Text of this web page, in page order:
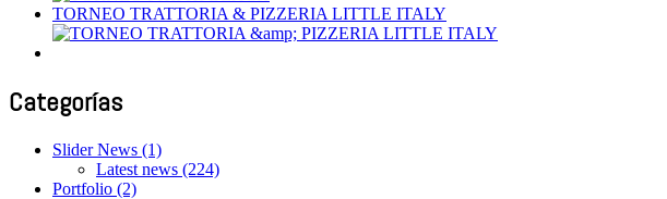
TORNEO TRATTORIA & PIZZERIA LITTLE ITALY
Categorías
Slider News (1)
Latest news (224)
Portfolio (2)